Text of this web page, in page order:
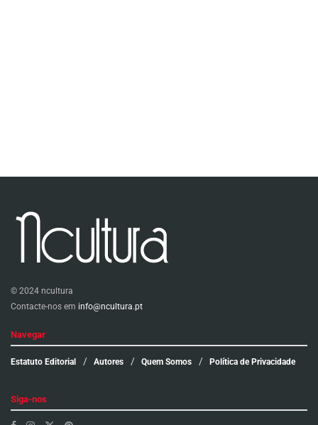
© 2024 ncultura
Contacte-nos em info@ncultura.pt
Navegar
Estatuto Editorial Autores Quem Somos Política de Privacidade
Siga-nos